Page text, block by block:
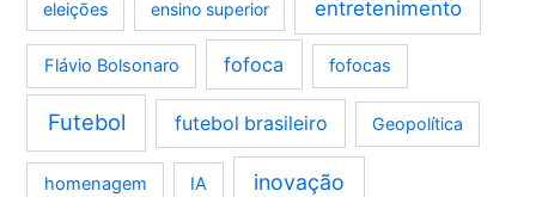
eleições ensino superior entretenimento
Flávio Bolsonaro fofoca fofocas
Futebol futebol brasileiro Geopolítica
homenagem IA inovação